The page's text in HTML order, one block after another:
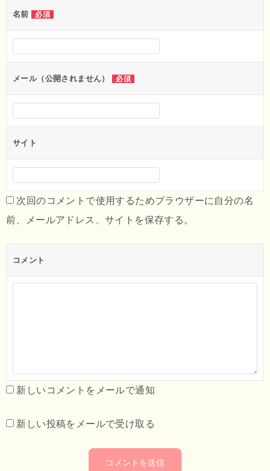
ー
ョ
名前 必須
メール（公開されません） 必須
サイト
次回のコメントで使用するためブラウザーに自分の名
前、メールアドレス、サイトを保存する。
コメント
新しいコメントをメールで通知
新しい投稿をメールで受け取る